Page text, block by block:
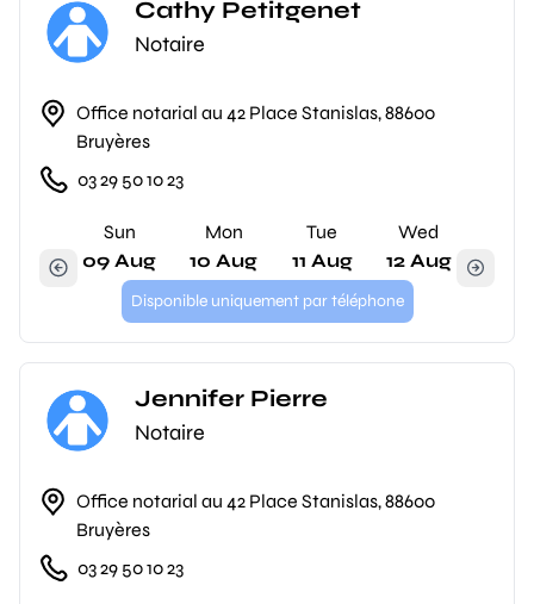
Cathy Petitgenet
Notaire
Office notarial au 42 Place Stanislas, 88600
Bruyères
03 29 50 10 23
Sun
09 Aug
Mon
10 Aug
Tue
11 Aug
Wed
12 Aug
Disponible uniquement par téléphone
Jennifer Pierre
Notaire
Office notarial au 42 Place Stanislas, 88600
Bruyères
03 29 50 10 23